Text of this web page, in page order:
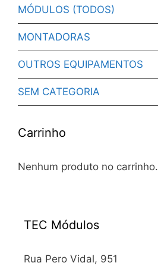
MÓDULOS (TODOS)
MONTADORAS
OUTROS EQUIPAMENTOS
SEM CATEGORIA
Carrinho
Nenhum produto no carrinho.
TEC Módulos
Rua Pero Vidal, 951